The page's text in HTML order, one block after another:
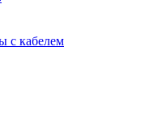
с кабелем